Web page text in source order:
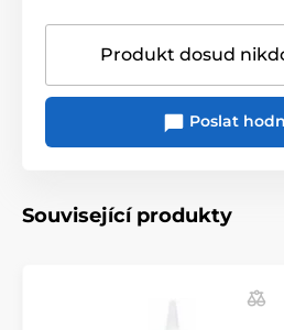
Produkt dosud
Poslat
Související produkty